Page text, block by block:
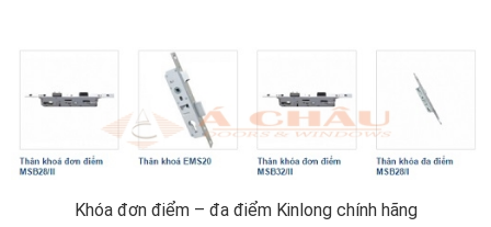
Khóa đơn điểm – đa điểm Kinlong chính hãng